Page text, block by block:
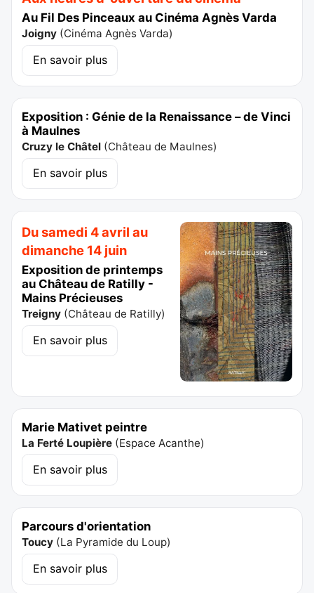
Au Fil Des Pinceaux au Cinéma Agnès Varda
Joigny (Cinéma Agnès Varda)
En savoir plus
Exposition : Génie de la Renaissance – de Vinci
à Maulnes
Cruzy le Châtel (Château de Maulnes)
En savoir plus
Du samedi 4 avril au
dimanche 14 juin
Exposition de printemps
au Château de Ratilly -
Mains Précieuses
Treigny (Château de Ratilly)
En savoir plus
Marie Mativet peintre
La Ferté Loupière (Espace Acanthe)
En savoir plus
Parcours d'orientation
Toucy (La Pyramide du Loup)
En savoir plus